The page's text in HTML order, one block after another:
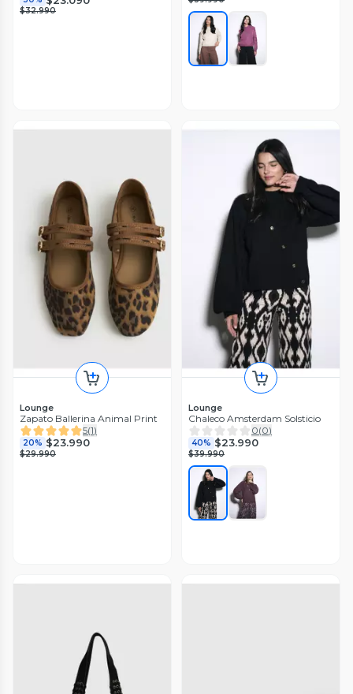
$32.990
Lounge
Zapato Ballerina Animal Print
5(1)
20% $23.990
$29.990
Lounge
Chaleco Amsterdam Solsticio
0(0)
40% $23.990
$39.990